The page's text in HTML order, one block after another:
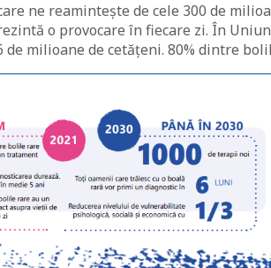
ne reamintește de cele 300 de
o provocare în fiecare zi. În
de milioane de cetățeni. 80% dintre